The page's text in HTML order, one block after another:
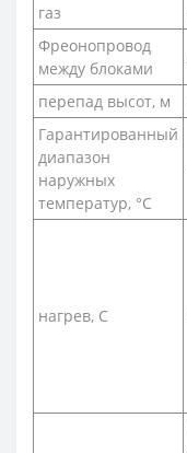
газ
Фреонопровод
между блоками
перепад высот, м
Гарантированный
диапазон
наружных
температур, °С
нагрев, С